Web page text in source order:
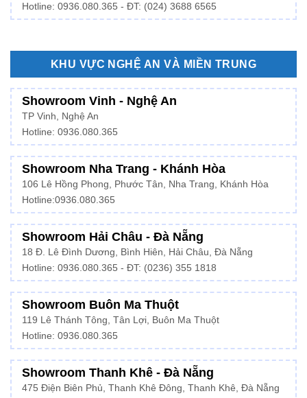
Hotline: 0936.080.365 - ĐT: (024) 3688 6565
KHU VỰC NGHỆ AN VÀ MIỀN TRUNG
Showroom Vinh - Nghệ An
TP Vinh, Nghệ An
Hotline: 0936.080.365
Showroom Nha Trang - Khánh Hòa
106 Lê Hồng Phong, Phước Tân, Nha Trang, Khánh Hòa
Hotline:0936.080.365
Showroom Hải Châu - Đà Nẵng
18 Đ. Lê Đình Dương, Bình Hiên, Hải Châu, Đà Nẵng
Hotline: 0936.080.365 - ĐT: (0236) 355 1818
Showroom Buôn Ma Thuột
119 Lê Thánh Tông, Tân Lợi, Buôn Ma Thuột
Hotline: 0936.080.365
Showroom Thanh Khê - Đà Nẵng
475 Điện Biên Phủ, Thanh Khê Đông, Thanh Khê, Đà Nẵng